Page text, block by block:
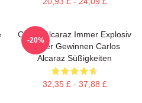
Carlos Alcaraz Immer Explosiv
Immer Gewinnen Carlos
Alcaraz Süßigkeiten
32,35 £ - 37,88 £
-20%